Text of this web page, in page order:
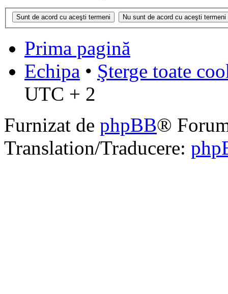
Prima pagină
Echipa • Şterge toate
UTC + 2
Furnizat de phpBB®
Translation/Traducere: